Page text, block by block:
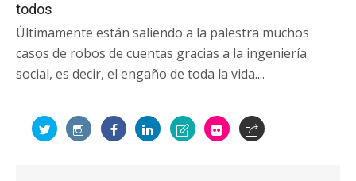
todos
Últimamente están saliendo a la palestra muchos
casos de robos de cuentas gracias a la ingeniería
social, es decir, el engaño de toda la vida....